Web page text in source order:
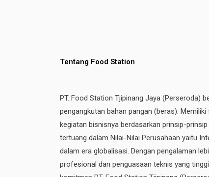
Tentang Food Station
PT. Food Station Tjipinang Jaya (Perseroda)
pengangkutan bahan pangan (beras).
kegiatan bisnisnya berdasarkan prinsip-
tertuang dalam Nilai-Nilai Perusahaan yaitu
dalam era globalisasi. Dengan pengalaman
profesional dan penguasaan teknis yang